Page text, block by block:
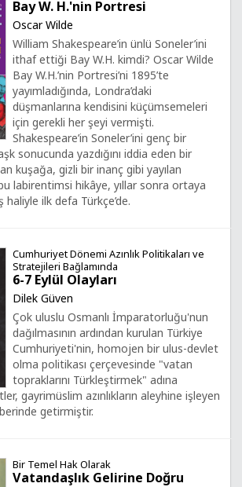
Bay W. H.'nin Portresi
Oscar Wilde
William Shakespeare’in ünlü Soneler’ini
ithaf ettiği Bay W.H. kimdi? Oscar Wilde
Bay W.H.’nin Portresi’ni 1895’te
yayımladığında, Londra’daki
düşmanlarına kendisini küçümsemeleri
için gerekli her şeyi vermişti.
Shakespeare’in Soneler’ini genç bir
sonucunda yazdığını iddia eden bir
kuşağa, gizli bir inanç gibi yayılan
labirentimsi hikâye, yıllar sonra ortaya
haliyle ilk defa Türkçe’de.
Cumhuriyet Dönemi Azınlık Politikaları ve
Stratejileri Bağlamında
6-7 Eylül Olayları
Dilek Güven
Çok uluslu Osmanlı İmparatorluğu'nun
dağılmasının ardından kurulan Türkiye
Cumhuriyeti'nin, homojen bir ulus-devlet
olma politikası çerçevesinde "vatan
topraklarını Türkleştirmek" adına
gayrimüslim azınlıkların aleyhine işleyen
getirmiştir.
Bir Temel Hak Olarak
Vatandaşlık Gelirine Doğru